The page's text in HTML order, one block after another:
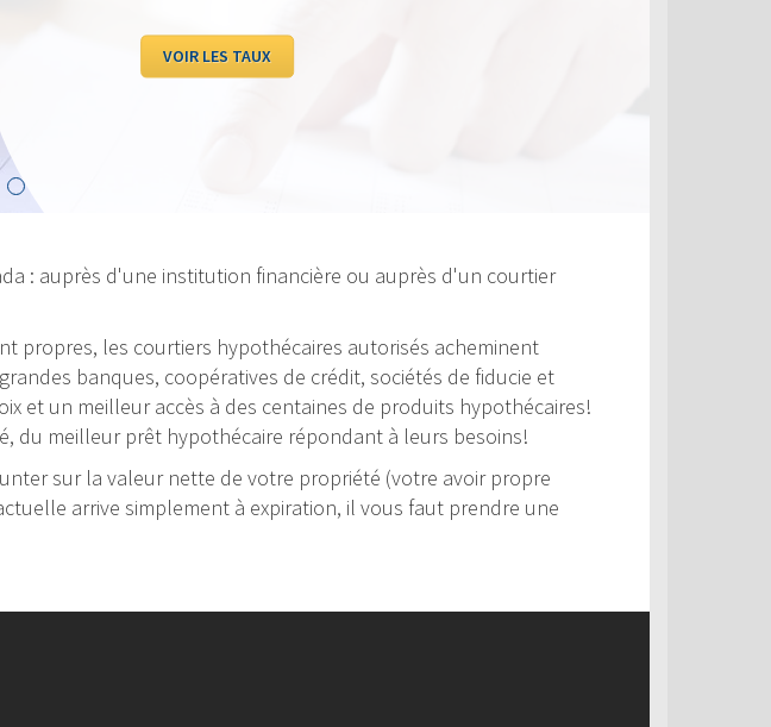
VOIR LES TAUX
: auprès d'une institution financière ou auprès d'un courtier
propres, les courtiers hypothécaires autorisés acheminent
banques, coopératives de crédit, sociétés de fiducie et
et un meilleur accès à des centaines de produits hypothécaires!
du meilleur prêt hypothécaire répondant à leurs besoins!
sur la valeur nette de votre propriété (votre avoir propre
arrive simplement à expiration, il vous faut prendre une